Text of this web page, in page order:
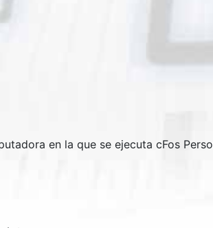
en la que se ejecuta cFos